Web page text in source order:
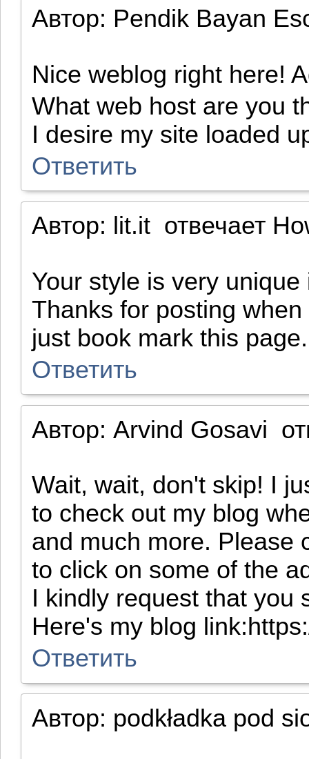
Автор: Pendik Bayan
Nice weblog right here!
What web host are you
I desire my site loaded
Ответить
Автор: lit.it отвечает
Your style is very
Thanks for posting
just book mark this page.
Ответить
Автор: Arvind Gosavi
Wait, wait, don't skip! I
to check out my blog
and much more. Please
to click on some of the
I kindly request that you
Here's my blog
Ответить
Автор: podkładka pod